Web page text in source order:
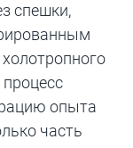
спешки,
опыта
часть